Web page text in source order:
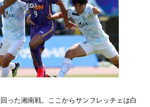
った湘南戦。ここからサンフレッチェは白